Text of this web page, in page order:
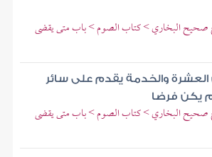
صحيح البخاري > كتاب الصوم > باب متى يقضى
العشرة والخدمة يقدم على سائر
يكن فرضا
صحيح البخاري > كتاب الصوم > باب متى يقضى